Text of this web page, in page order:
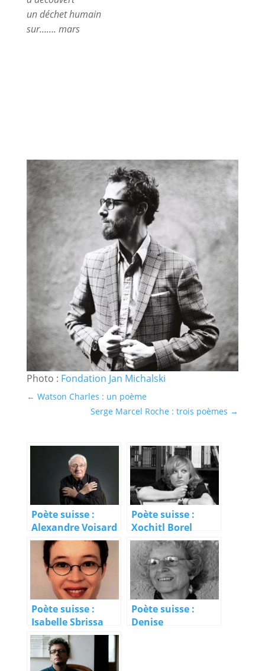
un déchet humain
sur……. mars
Photo : Fondation Jan Michalski
← Watson Charles : un poème
Serge Marcel Roche : trois poèmes →
Poète suisse :
Alexandre Voisard
Poète suisse :
Xochitl Borel
Poète suisse :
Isabelle Sbrissa
Poète suisse :
Denise